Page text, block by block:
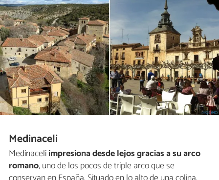
Medinaceli
Medinaceliimpresiona desde lejos gracias a su arco
romano, uno de los pocos de triple arco que se